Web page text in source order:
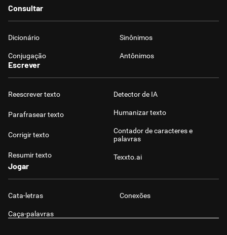
Consultar
Dicionário Sinônimos
Conjugação Antônimos
Escrever
Reescrever texto
Parafrasear texto
Corrigir texto
Resumir texto
Detector de IA
Humanizar texto
Contador de caracteres e
palavras
Texxto.ai
Jogar
Cata-letras Conexões
Caça-palavras